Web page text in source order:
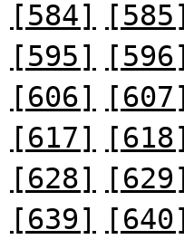
[584] [585]
[595]
[596]
[606]
[607]
[617]
[618]
[628]
[629]
[639]
[640]